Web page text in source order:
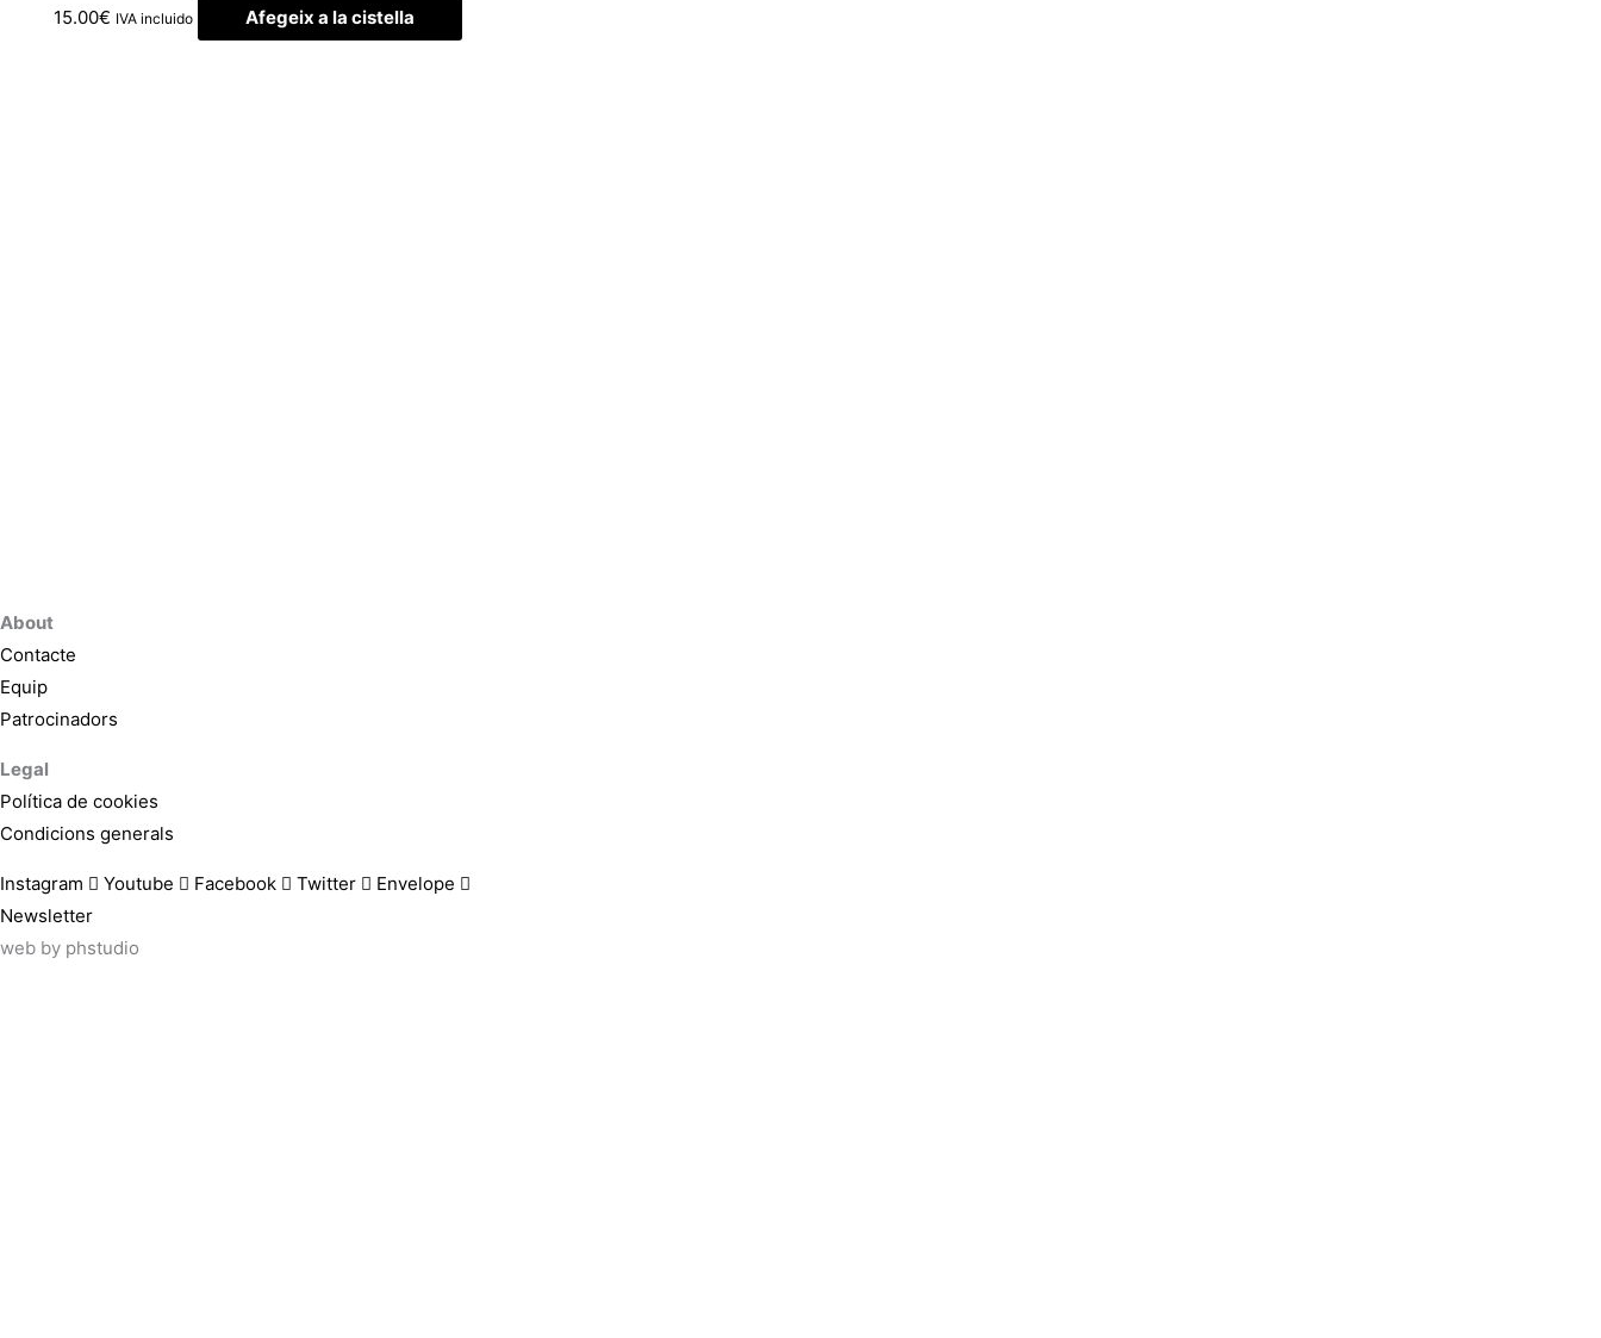
15.00€ IVA incluido Afegeix a la cistella
About
Contacte
Equip
Patrocinadors
Legal
Política de cookies
Condicions generals
Instagram Youtube Facebook Twitter
Envelope
Newsletter
web by phstudio